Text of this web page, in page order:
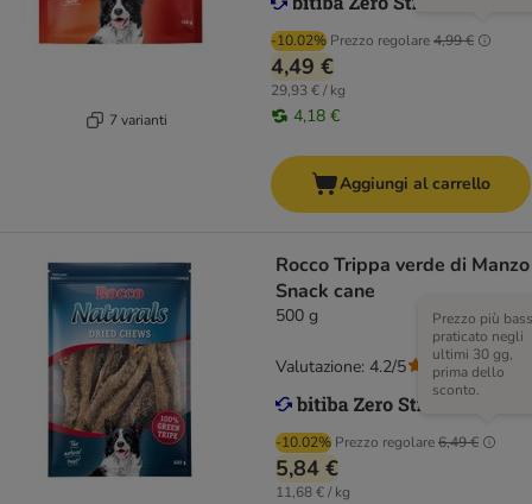
7 varianti
-10.02% Prezzo regolare4,99 €
4,49 €
29,93 € / kg
4,18 €
Aggiungi al carrello
Rocco Trippa verde di Manzo
Snack cane
500 g
-10.02% Prezzo regolare6,49 €
Prezzo più
praticato negli
ultimi 30 gg,
prima dello
sconto.
5,84 €
11,68 € / kg
Valutazione: 4.2/5 (86